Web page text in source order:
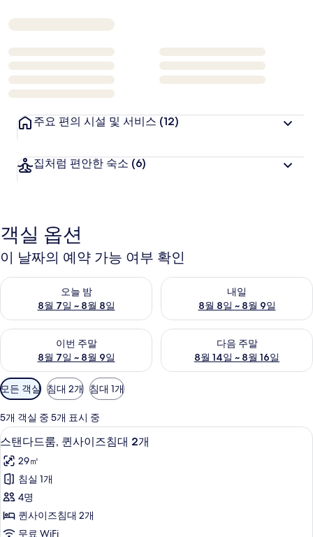
주요 편의 시설 및 서비스 (12)
집처럼 편안한 숙소 (6)
객실 옵션
이 날짜의 예약 가능 여부 확인
오늘 밤
8월 7일 ~ 8월 8일
오늘 밤 예약 가능 여부 확인, 8월 7일 ~ 8월 8일
내일
8월 8일 ~ 8월 9일
내일 예약 가능 여부 확인, 8월
이번 주말
8월 7일 ~ 8월 9일
이번 주말 예약 가능 여부 확인, 8월 7일 ~ 8월 9일
다음 주말
8월 14일 ~ 8월 16일
다음 주말 예약 가능 여부 확인,
객
실
에
사
용
가
능
한
터
모든 객실 침대 2개 침대 1개
5개 객실 중 5개 표시 중
스
탠
다
드
룸,
퀸
스탠다드룸, 퀸사이즈침대 2개 | 고급
6
스탠다드룸, 퀸사이즈침대 2개
29㎡
침실 1개
4명
퀸사이즈침대 2개
무료 WiFi